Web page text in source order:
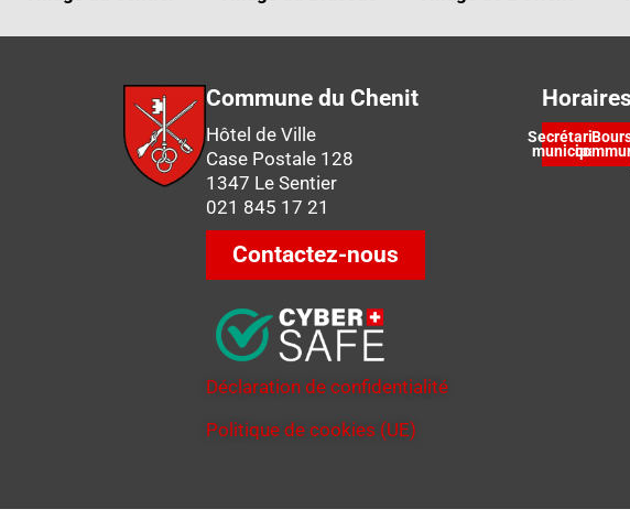
Commune du Chenit
Hôtel de Ville
Case Postale 128
1347 Le Sentier
021 845 17 21
Contactez-nous
Déclaration de confidentialité
Politique de cookies (UE)
Horaires
Secrétariat
municipal